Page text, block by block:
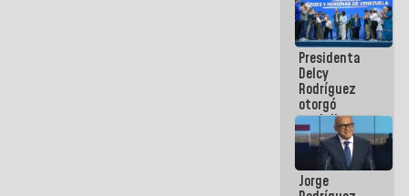
Mayor
Eléctrico
para
abordar
planes de
acción
Presidenta
Delcy
Rodríguez
otorgó
medalla
"Héroe de
Venezuela"
a servidores
públicos
Jorge